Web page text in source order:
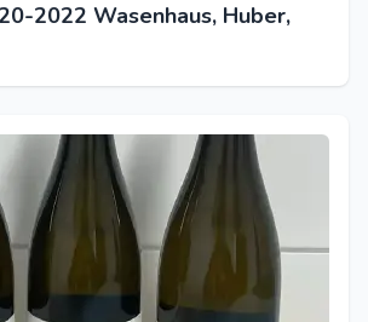
2022 Wasenhaus, Huber,